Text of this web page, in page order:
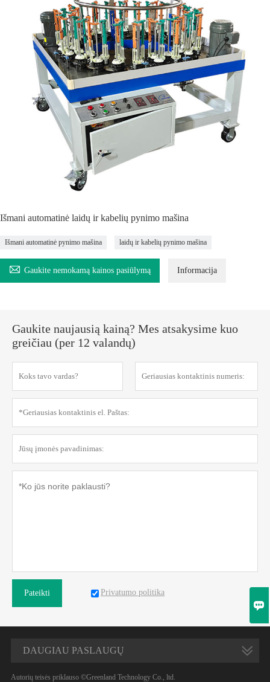
Išmani automatinė laidų ir kabelių pynimo mašina
Išmani automatinė pynimo mašina laidų ir kabelių pynimo mašina
 Gaukite nemokamą kainos pasiūlymą Informacija
Gaukite naujausią kainą? Mes atsakysime kuo
greičiau (per 12 valandų)
Pateikti Privatumo politika
DAUGIAU PASLAUGŲ
Autorių teisės priklauso ©Greenland Technology Co., ltd.
